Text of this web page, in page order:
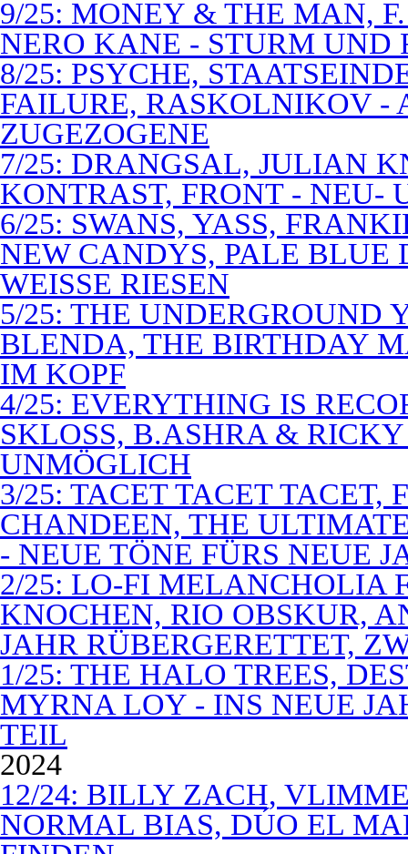
9/25: MONEY & THE MAN,
NERO KANE - STURM UND
8/25: PSYCHE,
FAILURE, RASKOLNIKOV -
ZUGEZOGENE
7/25: DRANGSAL, JULIAN
KONTRAST, FRONT - NEU-
6/25: SWANS, YASS,
NEW CANDYS, PALE BLUE
WEISSE RIESEN
5/25: THE UNDERGROUND
BLENDA, THE BIRTHDAY
IM KOPF
4/25: EVERYTHING IS
SKLOSS, B.ASHRA &
UNMÖGLICH
3/25: TACET TACET TACET,
CHANDEEN, THE
- NEUE TÖNE FÜRS NEUE
2/25: LO-FI MELANCHOLIA
KNOCHEN, RIO OBSKUR,
JAHR RÜBERGERETTET,
1/25: THE HALO TREES,
MYRNA LOY - INS NEUE
TEIL
2024
12/24: BILLY ZACH,
NORMAL BIAS, DÚO EL